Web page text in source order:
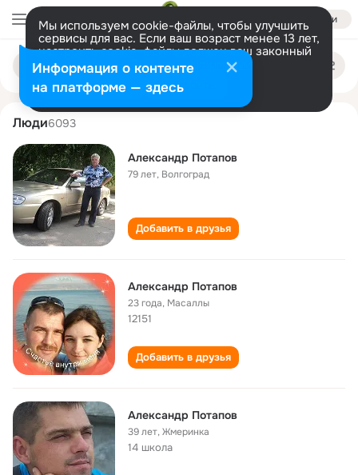
Войти
Мы используем cookie-файлы, чтобы улучшить
сервисы для вас. Если ваш возраст менее 13 лет,
настроить cookie-файлы должен ваш законный
представитель. Больше информации
Разрешить все Настроить
Поиск
людям
aleksandr potapov
Люди6093
Александр Потапов
79 лет, Волгоград
Добавить в друзья
Александр Потапов
23 года, Масаллы
12151
Добавить в друзья
Александр Потапов
39 лет,Жмеринка
14 школа
Информация о контенте
на платформе — здесь